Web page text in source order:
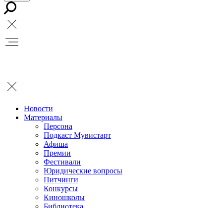
Новости
Материалы
Персона
Подкаст Мувистарт
Афиша
Премии
Фестивали
Юридические вопросы
Питчинги
Конкурсы
Киношколы
Библиотека